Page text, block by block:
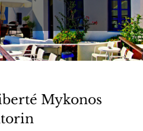
Mykonos